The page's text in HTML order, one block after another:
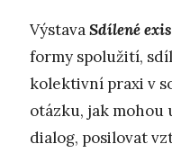
VýstavaSdílené
formy spolužití,
kolektivní praxi v
otázku, jak
dialog, posilovat